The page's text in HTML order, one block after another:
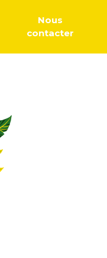
Nous
contacter